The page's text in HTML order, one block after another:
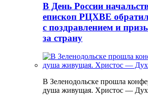
В День России
епископ РЦХВЕ
с поздравлением и
за страну
В Зеленодольске прошла
душа живущая. Христос —